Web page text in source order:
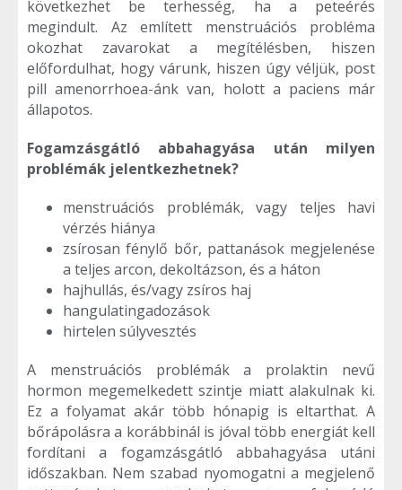
következhet be terhesség, ha a peteérés
megindult. Az említett menstruációs probléma
okozhat zavarokat a megítélésben, hiszen
előfordulhat, hogy várunk, hiszen úgy véljük, post
pill amenorrhoea-ánk van, holott a paciens már
állapotos.
Fogamzásgátló abbahagyása után milyen
problémák jelentkezhetnek?
menstruációs problémák, vagy teljes havi
vérzés hiánya
zsírosan fénylő bőr, pattanások megjelenése
a teljes arcon, dekoltázson, és a háton
hajhullás, és/vagy zsíros haj
hangulatingadozások
hirtelen súlyvesztés
A menstruációs problémák a prolaktin nevű
hormon megemelkedett szintje miatt alakulnak ki.
Ez a folyamat akár több hónapig is eltarthat. A
bőrápolásra a korábbinál is jóval több energiát kell
fordítani a fogamzásgátló abbahagyása utáni
időszakban. Nem szabad nyomogatni a megjelenő